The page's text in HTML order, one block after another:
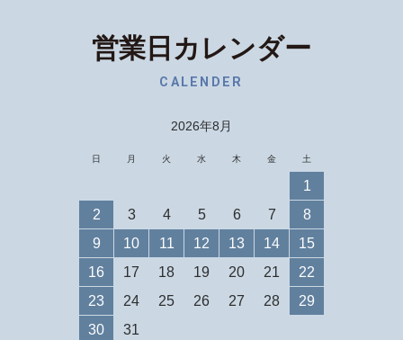
営業日カレンダー
CALENDER
2026年8月
日 月 火 水 木 金 土
1
2
3 4 5 6 7
8
9
10 11 12 13 14
15
16
17 18 19 20 21
22
23
24 25 26 27 28
29
30
31